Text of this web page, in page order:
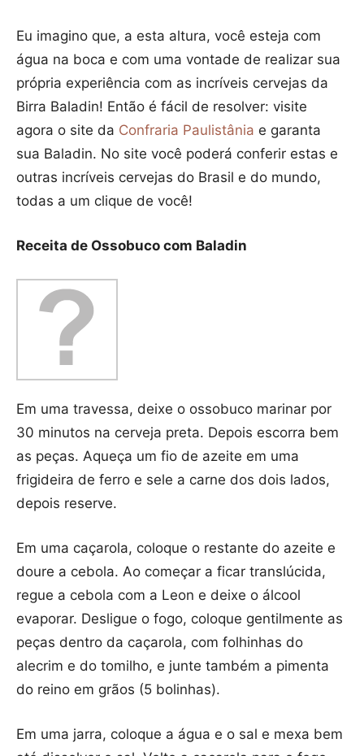
Eu imagino que, a esta altura, você esteja com
água na boca e com uma vontade de realizar sua
própria experiência com as incríveis cervejas da
Birra Baladin! Então é fácil de resolver: visite
agora o site da Confraria Paulistânia e garanta
sua Baladin. No site você poderá conferir estas e
outras incríveis cervejas do Brasil e do mundo,
todas a um clique de você!
Receita de Ossobuco com Baladin
Em uma travessa, deixe o ossobuco marinar por
30 minutos na cerveja preta. Depois escorra bem
as peças. Aqueça um fio de azeite em uma
frigideira de ferro e sele a carne dos dois lados,
depois reserve.
Em uma caçarola, coloque o restante do azeite e
doure a cebola. Ao começar a ficar translúcida,
regue a cebola com a Leon e deixe o álcool
evaporar. Desligue o fogo, coloque gentilmente as
peças dentro da caçarola, com folhinhas do
alecrim e do tomilho, e junte também a pimenta
do reino em grãos (5 bolinhas).
Em uma jarra, coloque a água e o sal e mexa bem